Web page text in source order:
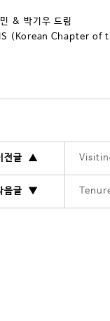
& 박기우 드림
(Korean Chapter
전글 ▲
음글 ▼